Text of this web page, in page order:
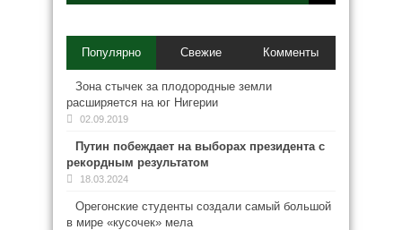
Популярно Свежие Комменты
Зона стычек за плодородные земли
расширяется на юг Нигерии
02.09.2019
Путин побеждает на выборах президента с
рекордным результатом
18.03.2024
Орегонские студенты создали самый большой
в мире «кусочек» мела